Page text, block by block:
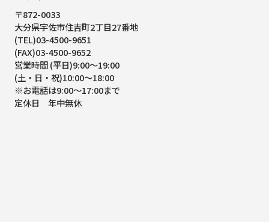
〒872-0033
大分県宇佐市住吉町2丁目27番地
(TEL)03-4500-9651
(FAX)03-4500-9652
営業時間 (平日)9:00～19:00
(土・日・祝)10:00～18:00
※お電話は9:00～17:00まで
定休日 年中無休